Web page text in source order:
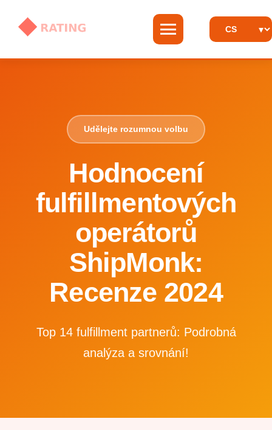
Udělejte rozumnou volbu
Hodnocení
fulfillmentových
operátorů
ShipMonk:
Recenze 2024
Top 14 fulfillment partnerů: Podrobná
analýza a srovnání!